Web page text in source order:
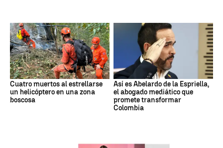
Cuatro muertos al estrellarse
un helicóptero en una zona
boscosa
Así es Abelardo de la Espriella,
el abogado mediático que
promete transformar
Colombia